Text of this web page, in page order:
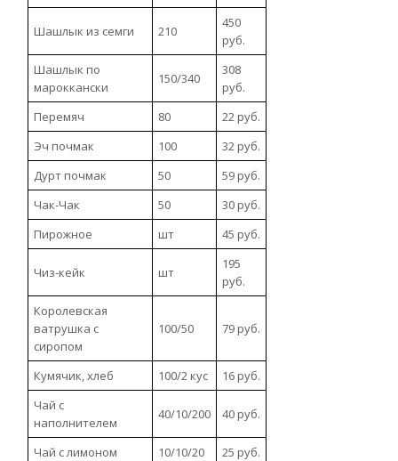
Шашлык из семги 210
450
руб.
Шашлык по
мароккански
150/340
308
руб.
Перемяч
80
22 руб.
Эч почмак
100
32 руб.
Дурт почмак
50
59 руб.
Чак-Чак
50
30 руб.
Пирожное
шт 45 руб.
Чиз-кейк шт
195
руб.
Королевская
ватрушка с
сиропом
100/50 79 руб.
Кумячик, хлеб 100/2 кус
16 руб.
Чай с
наполнителем
40/10/200 40 руб.
Чай с лимоном 10/10/20
25 руб.